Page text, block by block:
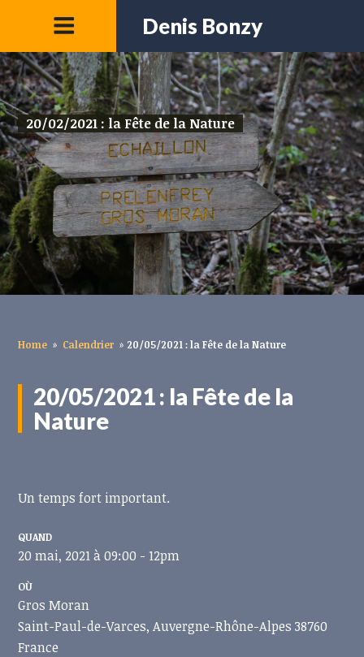
Denis Bonzy
20/02/2021 : la Fête de la Nature
Home » Calendrier » 20/05/2021 : la Fête de la Nature
20/05/2021 : la Fête de la
Nature
Un temps fort important.
QUAND
20 mai, 2021 à 09:00 - 12pm
OÙ
Gros Moran
Saint-Paul-de-Varces, Auvergne-Rhône-Alpes 38760
France